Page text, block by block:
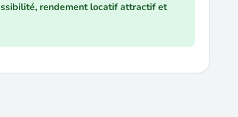
rendement locatif attractif et